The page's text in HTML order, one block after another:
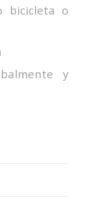
bicicleta o
y